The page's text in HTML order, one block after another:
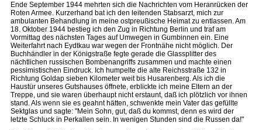
Ende September 1944 mehrten sich die Nachrichten vom Heranrücken der
Roten Armee. Kurzerhand bat ich den leitenden Stabsarzt, mich zur
ambulanten Behandlung in meine ostpreußische Heimat zu entlassen. Am
18. Oktober 1944 bestieg ich den Zug in Richtung Berlin und traf am
Vormittag des nächsten Tages auf Umwegen in Gumbinnen ein. Eine
Weiterfahrt nach Eydtkau war wegen der Frontnähe nicht möglich. Der
Buchhändler in der Königstraße fegte gerade die Glassplitter des
nächtlichen russischen Bombenangriffs zusammen und machte einen
pessimistischen Eindruck. Ich humpelte die alte Reichsstraße 132 in
Richtung Goldap sieben Kilometer weit bis Husarenberg. Als ich die
Haustür unseres Gutshauses öffnete, erblickte ich meine Eltern an der
Treppe, und sie waren überhaupt nicht erstaunt, daß ich plötzlich vor ihnen
stand. Als wenn sie es geahnt hätten, schwenkte mein Vater das gefüllte
Sektglas und sagte: "Mein Sohn, gut, daß du kommst, denn es wird der
letzte Schluck in Perkallen sein. In wenigen Stunden sind die Russen da!"